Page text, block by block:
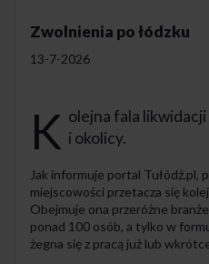
Zwolnienia po łódzku
13-7-2026
K olejna fala
i okolicy.
Jak informuje portal Tułódź.pl,
miejscowości przetacza się
Obejmuje ona przeróżne
ponad 100 osób, a tylko w
żegna się z pracą już lub